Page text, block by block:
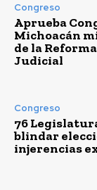
Congreso
Aprueba
Michoacán
de la
Judicial
Congreso
76
blindar
injerencias